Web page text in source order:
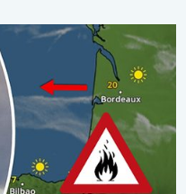
Іспанія та